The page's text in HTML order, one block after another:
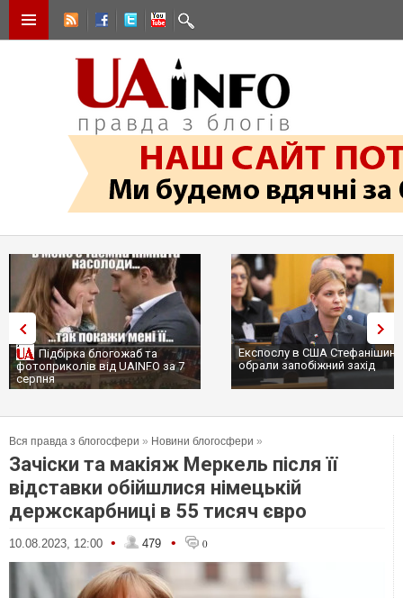
Підбірка блогожаб та
фотоприколів від UAINFO за 7
серпня
Експослу в США
обрали запобіжний захід
Вся правда з блогосфери » Новини блогосфери »
Зачіски та макіяж Меркель після її
відставки обійшлися німецькій
держскарбниці в 55 тисяч євро
10.08.2023, 12:00 • 479 • 0